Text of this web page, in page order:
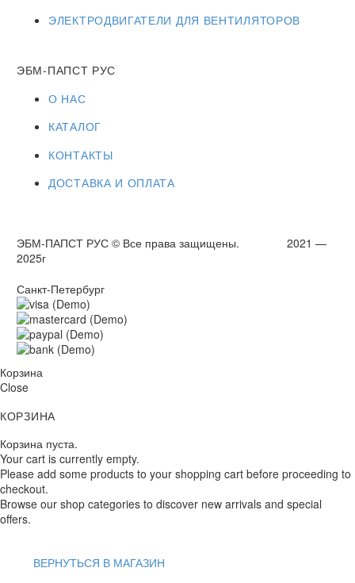
ЭЛЕКТРОДВИГАТЕЛИ ДЛЯ ВЕНТИЛЯТОРОВ
ЭБМ-ПАПСТ РУС
О НАС
КАТАЛОГ
КОНТАКТЫ
ДОСТАВКА И ОПЛАТА
ЭБМ-ПАПСТ РУС © Все права защищены. 2021 —
2025г
Санкт-Петербург
Корзина
Close
КОРЗИНА
Корзина пуста.
Your cart is currently empty.
Please add some products to your shopping cart before proceeding to
checkout.
Browse our shop categories to discover new arrivals and special
offers.
ВЕРНУТЬСЯ В МАГАЗИН